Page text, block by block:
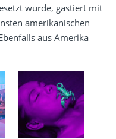
wurde, gastiert mit
amerikanischen
aus Amerika